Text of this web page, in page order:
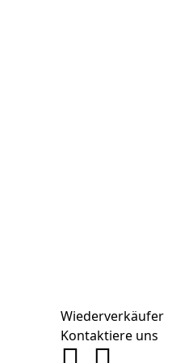
Wiederverkäufer
Kontaktiere uns